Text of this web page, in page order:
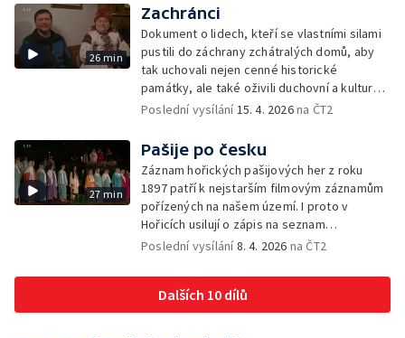
26 min
Zachránci
Dokument o lidech, kteří se vlastními silami
pustili do záchrany zchátralých domů, aby
tak uchovali nejen cenné historické
památky, ale také oživili duchovní a kulturní
tradice ve své obci.
Poslední vysílání15. 4. 2026na ČT2
27 min
Pašije po česku
Záznam hořických pašijových her z roku
1897 patří k nejstarším filmovým záznamům
pořízených na našem území. I proto v
Hořicích usilují o zápis na seznam
nehmotného kulturního dědictví UNESCO.
které byly uvedeny v roce 1978 na Hrádečku
v chalupě Václava Havla, jsou odlišné co do
charakteru i okolností svého uvedení. Jedno
Poslední vysílání8. 4. 2026 na ČT2
Dalších 10 dílů